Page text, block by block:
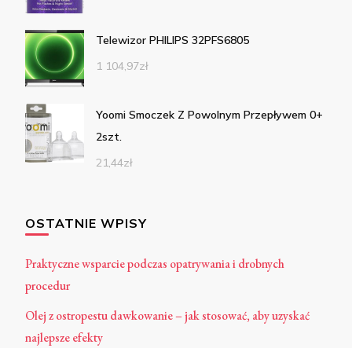
Telewizor PHILIPS 32PFS6805
1 104,97zł
Yoomi Smoczek Z Powolnym Przepływem 0+
2szt.
21,44zł
OSTATNIE WPISY
Praktyczne wsparcie podczas opatrywania i drobnych
procedur
Olej z ostropestu dawkowanie – jak stosować, aby uzyskać
najlepsze efekty